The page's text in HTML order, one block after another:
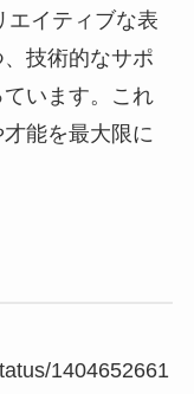
エイティブな表
技術的なサポ
います。これ
能を最大限に
1404652661